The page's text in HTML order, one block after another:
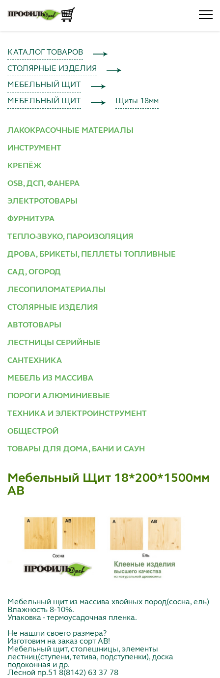
КАТАЛОГ ТОВАРОВ
СТОЛЯРНЫЕ ИЗДЕЛИЯ
МЕБЕЛЬНЫЙ ЩИТ
МЕБЕЛЬНЫЙ ЩИТ Щиты 18мм
ЛАКОКРАСОЧНЫЕ МАТЕРИАЛЫ
ИНСТРУМЕНТ
КРЕПЁЖ
OSB, ДСП, ФАНЕРА
ЭЛЕКТРОТОВАРЫ
ФУРНИТУРА
ТЕПЛО-ЗВУКО, ПАРОИЗОЛЯЦИЯ
ДРОВА, БРИКЕТЫ, ПЕЛЛЕТЫ ТОПЛИВНЫЕ
САД, ОГОРОД
ЛЕСОПИЛОМАТЕРИАЛЫ
СТОЛЯРНЫЕ ИЗДЕЛИЯ
АВТОТОВАРЫ
ЛЕСТНИЦЫ СЕРИЙНЫЕ
САНТЕХНИКА
МЕБЕЛЬ ИЗ МАССИВА
ПОРОГИ АЛЮМИНИЕВЫЕ
ТЕХНИКА И ЭЛЕКТРОИНСТРУМЕНТ
ОБЩЕСТРОЙ
ТОВАРЫ ДЛЯ ДОМА, БАНИ И САУН
Мебельный Щит 18*200*1500мм
АВ
Мебельный щит из массива хвойных пород(сосна, ель)
Влажность 8-10%.
Упаковка - термоусадочная пленка.
Не нашли своего размера?
Изготовим на заказ сорт АВ!
Мебельный щит, столешницы, элементы
лестниц(ступени, тетива, подступенки), доска
подоконная и др.
Лесной пр.51 8(8142) 63 37 78